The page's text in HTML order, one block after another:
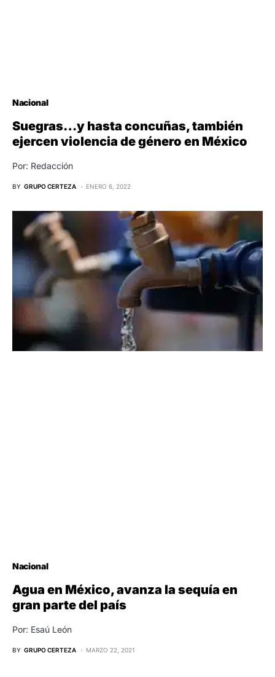
Nacional
Suegras…y hasta concuñas, también
ejercen violencia de género en México
Por: Redacción
BY GRUPO CERTEZA ENERO 6, 2022
Nacional
Agua en México, avanza la sequía en
gran parte del país
Por: Esaú León
BY GRUPO CERTEZA MARZO 22, 2021